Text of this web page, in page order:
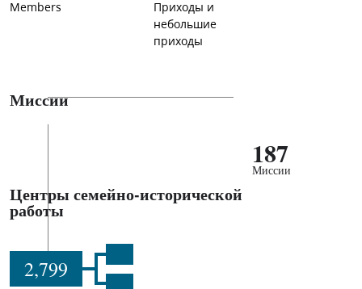
Members
Приходы и
небольшие
приходы
Миссии
187
Миссии
Центры семейно-исторической
работы
2,799